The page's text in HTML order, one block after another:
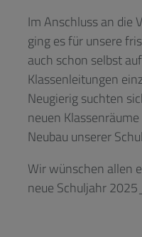
Im Anschluss an die
ging es für unsere
auch schon selbst
Klassenleitungen
Neugierig suchten
neuen
Neubau unserer
Wir wünschen allen
neue Schuljahr